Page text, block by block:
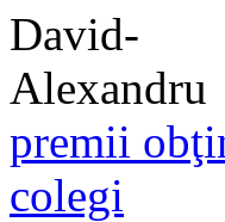
premii
colegi